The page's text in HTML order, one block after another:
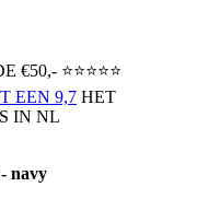
€50,-​ ⭐⭐⭐⭐⭐
EEN 9,7 HET
IN NL
navy